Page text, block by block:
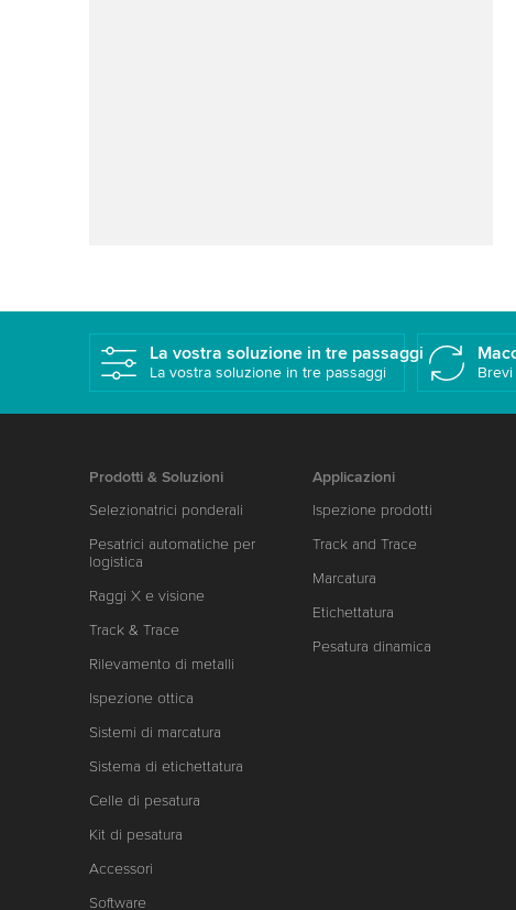
La vostra soluzione in tre passaggi
La vostra soluzione in tre passaggi
Prodotti & Soluzioni
Selezionatrici ponderali
Pesatrici automatiche per
logistica
Raggi X e visione
Track & Trace
Rilevamento di metalli
Ispezione ottica
Sistemi di marcatura
Sistema di etichettatura
Celle di pesatura
Kit di pesatura
Accessori
Software
Applicazioni
Ispezione prodotti
Track and Trace
Marcatura
Etichettatura
Pesatura dinamica